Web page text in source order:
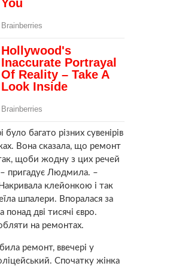
було багато різних сувенірів
Вона сказала, що ремонт
щоби жодну з цих речей
– пригадує Людмила. –
клейонкою і так
шпалери. Впоралася за
понад дві тисячі євро.
на ремонтах.
ремонт, ввечері у
Спочатку жінка